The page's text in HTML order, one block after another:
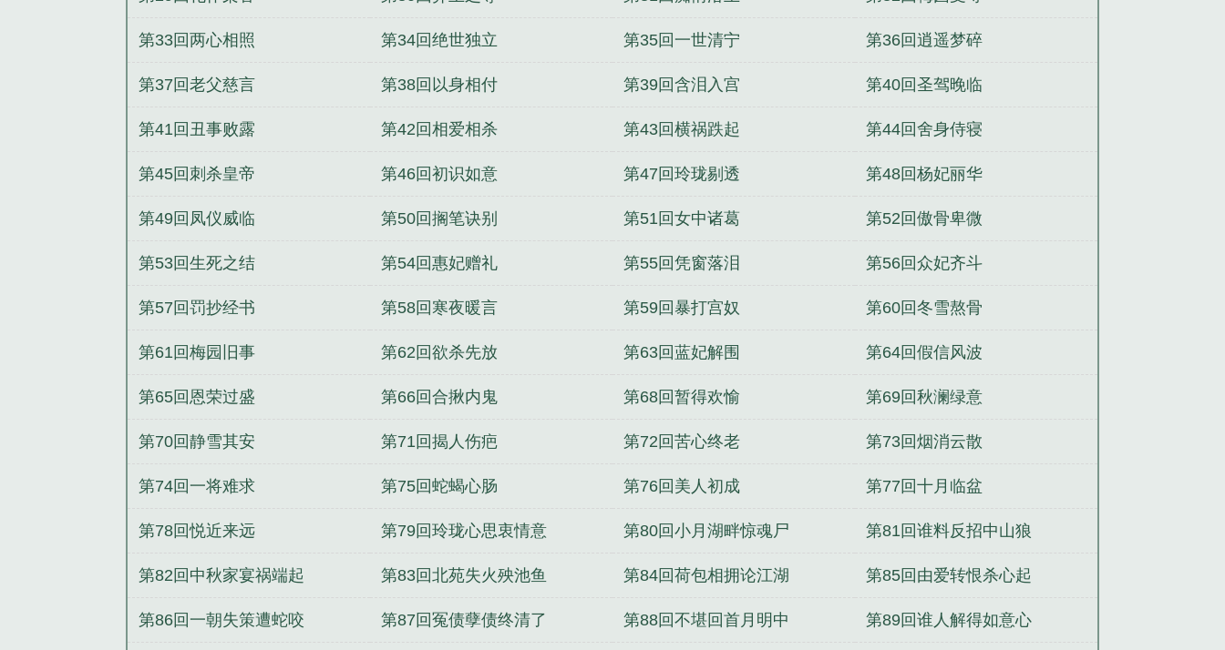
第33回两心相照 第34回绝世独立 第35回一世清宁 第36回逍遥梦碎
第37回老父慈言 第38回以身相付 第39回含泪入宫 第40回圣驾晚临
第41回丑事败露 第42回相爱相杀 第43回横祸跌起 第44回舍身侍寝
第45回刺杀皇帝 第46回初识如意 第47回玲珑剔透 第48回杨妃丽华
第49回凤仪威临 第50回搁笔诀别 第51回女中诸葛 第52回傲骨卑微
第53回生死之结 第54回惠妃赠礼 第55回凭窗落泪 第56回众妃齐斗
第57回罚抄经书 第58回寒夜暖言 第59回暴打宫奴 第60回冬雪熬骨
第61回梅园旧事 第62回欲杀先放 第63回蓝妃解围 第64回假信风波
第65回恩荣过盛 第66回合揪内鬼 第68回暂得欢愉 第69回秋澜绿意
第70回静雪其安 第71回揭人伤疤 第72回苦心终老 第73回烟消云散
第74回一将难求 第75回蛇蝎心肠 第76回美人初成 第77回十月临盆
第78回悦近来远 第79回玲珑心思衷情意 第80回小月湖畔惊魂尸 第81回谁料反招中山狼
第82回中秋家宴祸端起 第83回北苑失火殃池鱼 第84回荷包相拥论江湖 第85回由爱转恨杀心起
第86回一朝失策遭蛇咬 第87回冤债孽债终清了 第88回不堪回首月明中 第89回谁人解得如意心